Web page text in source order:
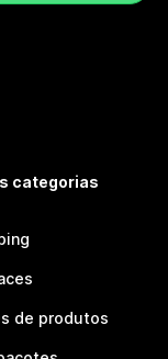
categorias
de produtos